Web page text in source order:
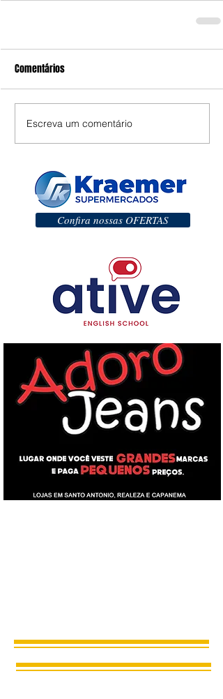
Comentários
Escreva um comentário
Confira nossas OFERTAS